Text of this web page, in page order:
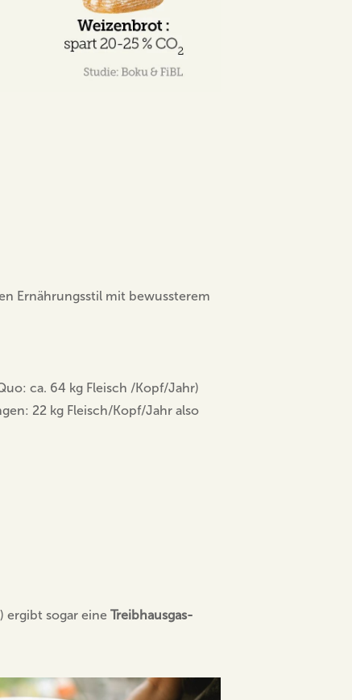
Ernährungsstil mit bewussterem
ca. 64 kg Fleisch /Kopf/Jahr)
22 kg Fleisch/Kopf/Jahr also
ergibt sogar eine Treibhausgas-